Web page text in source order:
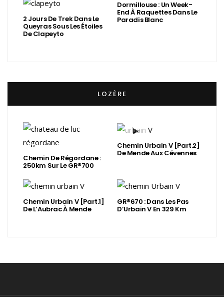
2 Jours De Trek Dans Le
Queyras Sous Les Étoiles
De Clapeyto
Dormillouse : Un Week-
End À Raquettes Dans Le
Paradis Blanc
LOZÈRE
Chemin De Régordane :
250km Sur Le GR®700
Chemin Urbain V [Part.2]
De Mende Aux Cévennes
Chemin Urbain V [Part.1]
De L’Aubrac À Mende
GR®670 : Dans Les Pas
D’Urbain V En 329 Km